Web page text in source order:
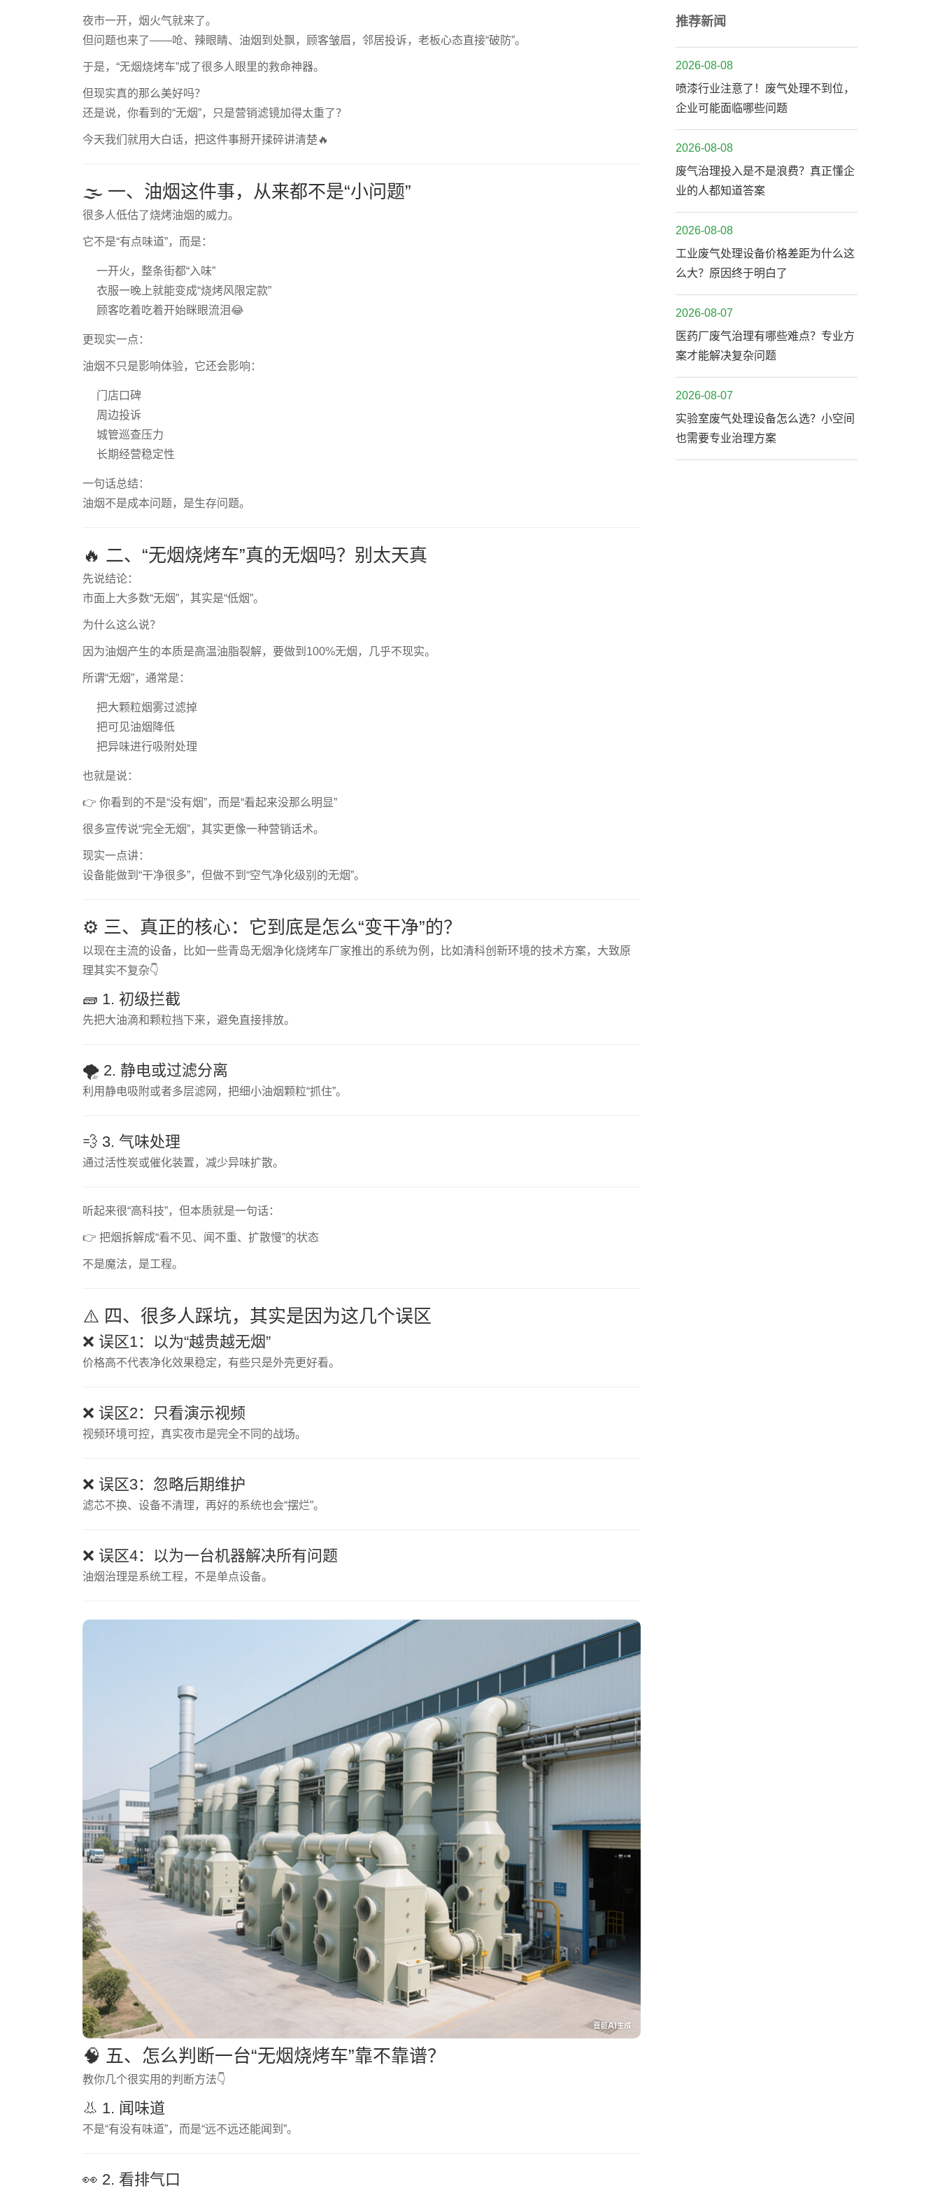
夜市一开，烟火气就来了。
但问题也来了——呛、辣眼睛、油烟到处飘，顾客皱眉，邻居投诉，老板心态直接“破防”。
于是，“无烟烧烤车”成了很多人眼里的救命神器。
但现实真的那么美好吗？
还是说，你看到的“无烟”，只是营销滤镜加得太重了？
今天我们就用大白话，把这件事掰开揉碎讲清楚🔥
🌫️ 一、油烟这件事，从来都不是“小问题”
很多人低估了烧烤油烟的威力。
它不是“有点味道”，而是：
一开火，整条街都“入味”
衣服一晚上就能变成“烧烤风限定款”
顾客吃着吃着开始眯眼流泪😂
更现实一点：
油烟不只是影响体验，它还会影响：
门店口碑
周边投诉
城管巡查压力
长期经营稳定性
一句话总结：
油烟不是成本问题，是生存问题。
🔥 二、“无烟烧烤车”真的无烟吗？别太天真
先说结论：
市面上大多数“无烟”，其实是“低烟”。
为什么这么说？
因为油烟产生的本质是高温油脂裂解，要做到100%无烟，几乎不现实。
所谓“无烟”，通常是：
把大颗粒烟雾过滤掉
把可见油烟降低
把异味进行吸附处理
也就是说：
👉 你看到的不是“没有烟”，而是“看起来没那么明显”
很多宣传说“完全无烟”，其实更像一种营销话术。
现实一点讲：
设备能做到“干净很多”，但做不到“空气净化级别的无烟”。
⚙️ 三、真正的核心：它到底是怎么“变干净”的？
以现在主流的设备，比如一些青岛无烟净化烧烤车厂家推出的系统为例，比如清科创新环境的技术方案，大致原
理其实不复杂👇
🧱 1. 初级拦截
先把大油滴和颗粒挡下来，避免直接排放。
🌪️ 2. 静电或过滤分离
利用静电吸附或者多层滤网，把细小油烟颗粒“抓住”。
💨 3. 气味处理
通过活性炭或催化装置，减少异味扩散。
听起来很“高科技”，但本质就是一句话：
👉 把烟拆解成“看不见、闻不重、扩散慢”的状态
不是魔法，是工程。
⚠️ 四、很多人踩坑，其实是因为这几个误区
❌ 误区1：以为“越贵越无烟”
价格高不代表净化效果稳定，有些只是外壳更好看。
❌ 误区2：只看演示视频
视频环境可控，真实夜市是完全不同的战场。
❌ 误区3：忽略后期维护
滤芯不换、设备不清理，再好的系统也会“摆烂”。
❌ 误区4：以为一台机器解决所有问题
油烟治理是系统工程，不是单点设备。
🧠 五、怎么判断一台“无烟烧烤车”靠不靠谱？
教你几个很实用的判断方法👇
👃 1. 闻味道
不是“有没有味道”，而是“远不远还能闻到”。
👀 2. 看排气口
推荐新闻
2026-08-08
喷漆行业注意了！废气处理不到位，
企业可能面临哪些问题
2026-08-08
废气治理投入是不是浪费？真正懂企
业的人都知道答案
2026-08-08
工业废气处理设备价格差距为什么这
么大？原因终于明白了
2026-08-07
医药厂废气治理有哪些难点？专业方
案才能解决复杂问题
2026-08-07
实验室废气处理设备怎么选？小空间
也需要专业治理方案